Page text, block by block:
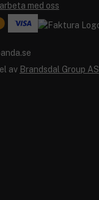
med oss
av Brandsdal Group AS